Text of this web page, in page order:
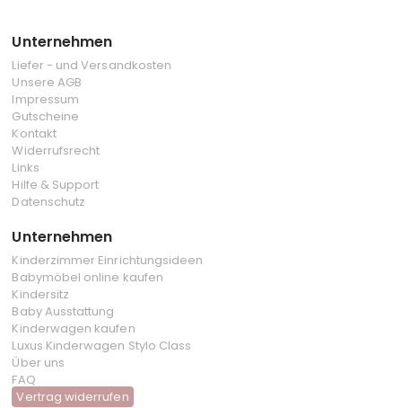
Unternehmen
Liefer - und Versandkosten
Unsere AGB
Impressum
Gutscheine
Kontakt
Widerrufsrecht
Links
Hilfe & Support
Datenschutz
Unternehmen
Kinderzimmer Einrichtungsideen
Babymöbel online kaufen
Kindersitz
Baby Ausstattung
Kinderwagen kaufen
Luxus Kinderwagen Stylo Class
Über uns
FAQ
Vertrag widerrufen